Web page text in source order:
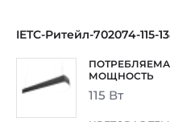
IETC-Ритейл-702074-115-
115 Вт